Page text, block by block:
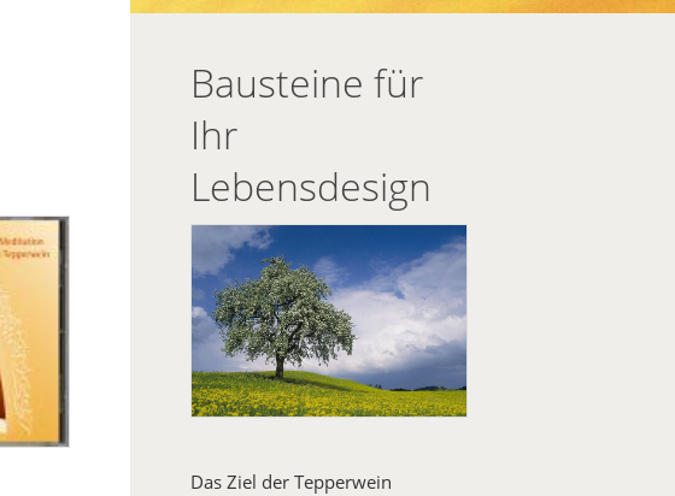
Bausteine für
Ihr
Lebensdesign
Das Ziel der Tepperwein